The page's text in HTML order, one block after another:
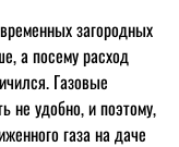
загородных
а посему расход
Газовые
не удобно, и поэтому,
газа на даче